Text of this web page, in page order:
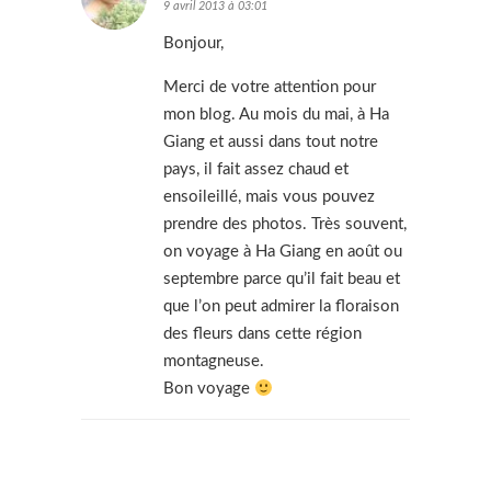
9 avril 2013 à 03:01
Bonjour,
Merci de votre attention pour
mon blog. Au mois du mai, à Ha
Giang et aussi dans tout notre
pays, il fait assez chaud et
ensoileillé, mais vous pouvez
prendre des photos. Très souvent,
on voyage à Ha Giang en août ou
septembre parce qu’il fait beau et
que l’on peut admirer la floraison
des fleurs dans cette région
montagneuse.
Bon voyage